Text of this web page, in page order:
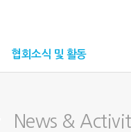
협회소식 및 활동
News &